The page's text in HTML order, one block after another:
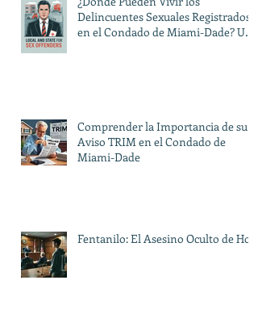
Delincuentes Sexuales Registrados
en el Condado de Miami-Dade? Una
Comprender la Importancia de su
Aviso TRIM en el Condado de
Miami-Dade
Fentanilo: El Asesino Oculto de Hoy